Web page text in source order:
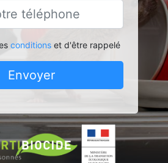
conditionset d'être rappelé
Envoyer